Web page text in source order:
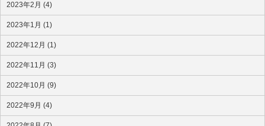
2023年2月 (4)
2023年1月 (1)
2022年12月 (1)
2022年11月 (3)
2022年10月 (9)
2022年9月 (4)